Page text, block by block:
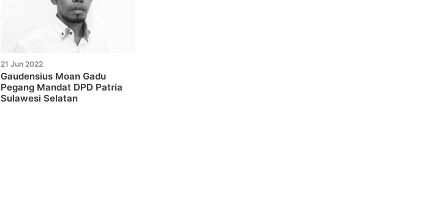
21 Jun 2022
Gaudensius Moan Gadu
Pegang Mandat DPD Patria
Sulawesi Selatan